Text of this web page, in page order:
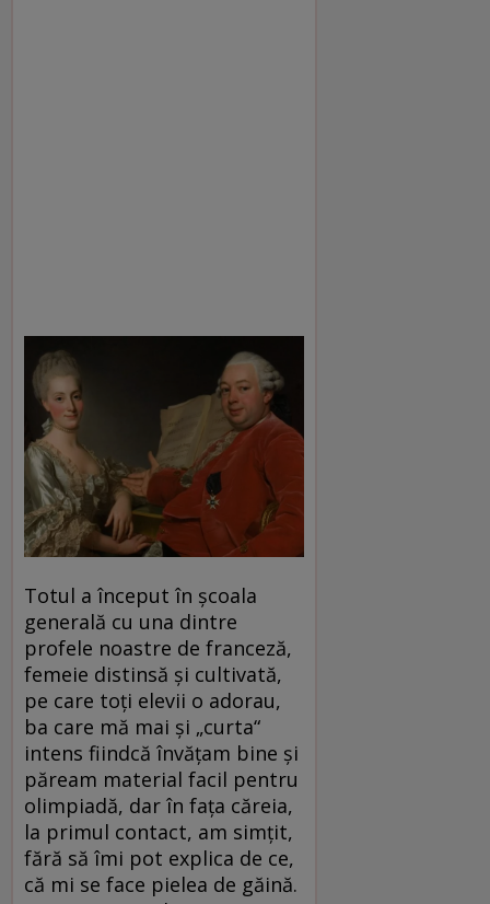
Totul a început în școala
generală cu una dintre
profele noastre de franceză,
femeie distinsă și cultivată,
pe care toți elevii o adorau,
ba care mă mai și „curta“
intens fiindcă învățam bine și
păream material facil pentru
olimpiadă, dar în fața căreia,
la primul contact, am simțit,
fără să îmi pot explica de ce,
că mi se face pielea de găină.